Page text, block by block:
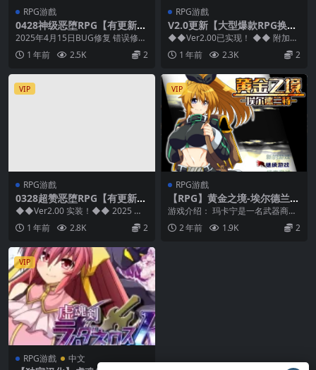
RPG游戲
0428神级恶堕RPG【有更新】
虚魂剑拉姆达内罗斯R~虚魂剣
ラムダネロスR~Ver2.03【AI
加载汉化】
2025年4月15日BUG修复 错误修正
◆◆Ver2.00 实装！◆◆ 202...
1 年前 2.5K 2
RPG游戲
V2.0更新【大型爆款RPG换
装】虚空魂剑 Lambdaneros
◆◆Ver2.00已实现！ ◆◆ 附加更
新“Ver2.00”将于2025年3月实...
1 年前 2.3K 2
VIP
RPG游戲
0328超赞恶堕RPG【有更新】
虚魂剑拉姆达内罗斯R~虚魂剣
ラムダネロスR~Ver2.0+CG全
剥离【AI加载汉化】
◆◆Ver2.00 实装！◆◆ 2025 年
3 月，将实装追加更新「Ver2....
1 年前 2.8K 2
VIP
RPG游戲
【RPG】黄金之境-埃尔德兰
特-V1.02【安卓joi+PC】官方
中文步兵版+存档
游戏介绍： 玛卡宁是一名武器商
人，她搭乘的航船在途径两大洲之
间时遭遇不测。 海神...
2 年前 1.9K 2
VIP
RPG游戲 中文